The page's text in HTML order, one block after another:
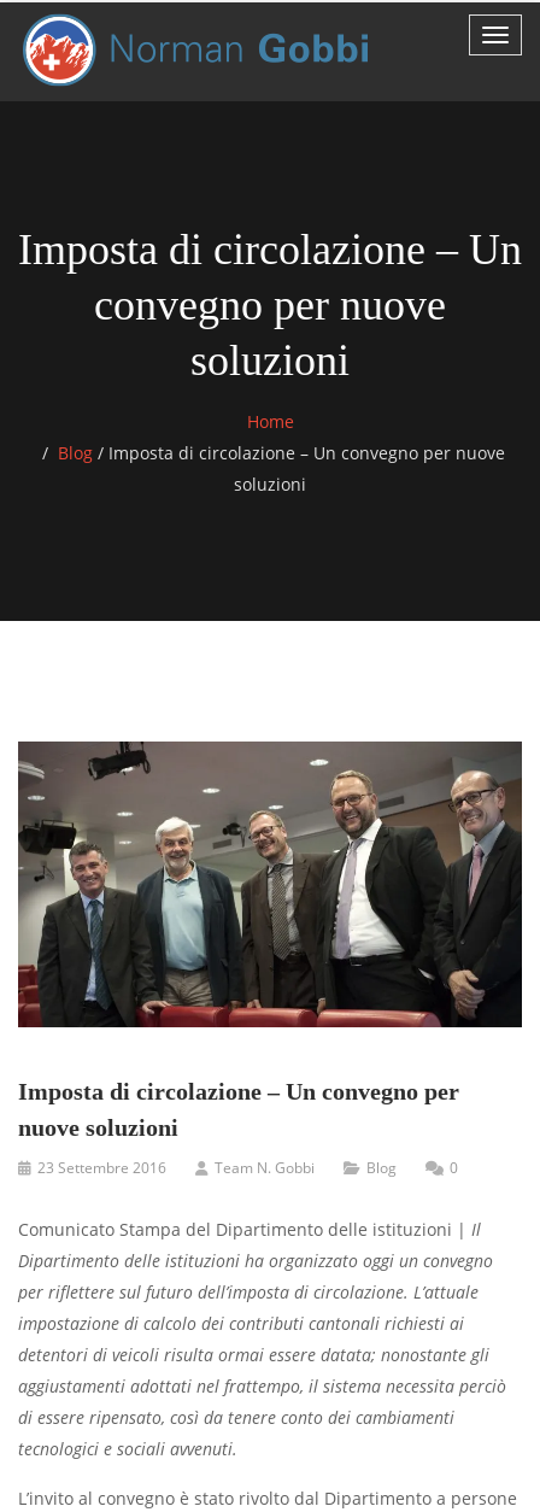
Imposta di circolazione – Un
convegno per nuove
soluzioni
Home
Blog /Imposta di circolazione – Un convegno per nuove
soluzioni
Imposta di circolazione – Un convegno per
nuove soluzioni
23 Settembre 2016 Team N. Gobbi Blog 0
Comunicato Stampa del Dipartimento delle istituzioni | Il
Dipartimento delle istituzioni ha organizzato oggi un convegno
per riflettere sul futuro dell’imposta di circolazione. L’attuale
impostazione di calcolo dei contributi cantonali richiesti ai
detentori di veicoli risulta ormai essere datata; nonostante gli
aggiustamenti adottati nel frattempo, il sistema necessita perciò
di essere ripensato, così da tenere conto dei cambiamenti
tecnologici e sociali avvenuti.
L’invito al convegno è stato rivolto dal Dipartimento a persone